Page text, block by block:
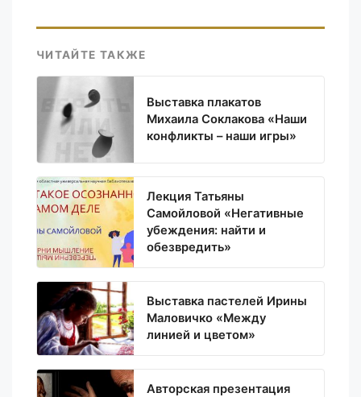
ЧИТАЙТЕ ТАКЖЕ
Выставка плакатов
Михаила Соклакова «Наши
конфликты – наши игры»
Лекция Татьяны
Самойловой «Негативные
убеждения: найти и
обезвредить»
Выставка пастелей Ирины
Маловичко «Между
линией и цветом»
Авторская презентация